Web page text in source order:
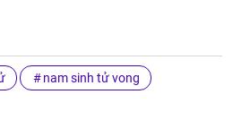
nam sinh tử vong